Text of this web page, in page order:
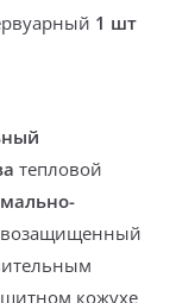
1 шт
тепловой
кожухе